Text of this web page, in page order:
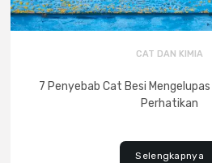
CAT DAN KIMIA
7 Penyebab Cat Besi
Perhatikan
Selengkapnya